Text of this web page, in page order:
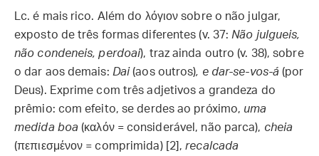
Lc. é mais rico. Além do λόγιον sobre o não julgar,
exposto de três formas diferentes (v. 37: Não julgueis,
não condeneis, perdoai), traz ainda outro (v. 38), sobre
o dar aos demais: Dai (aos outros), e dar-se-vos-á (por
Deus). Exprime com três adjetivos a grandeza do
prêmio: com efeito, se derdes ao próximo, uma
medida boa (καλόν = considerável, não parca), cheia
(πεπιεσμένον = comprimida) [2], recalcada